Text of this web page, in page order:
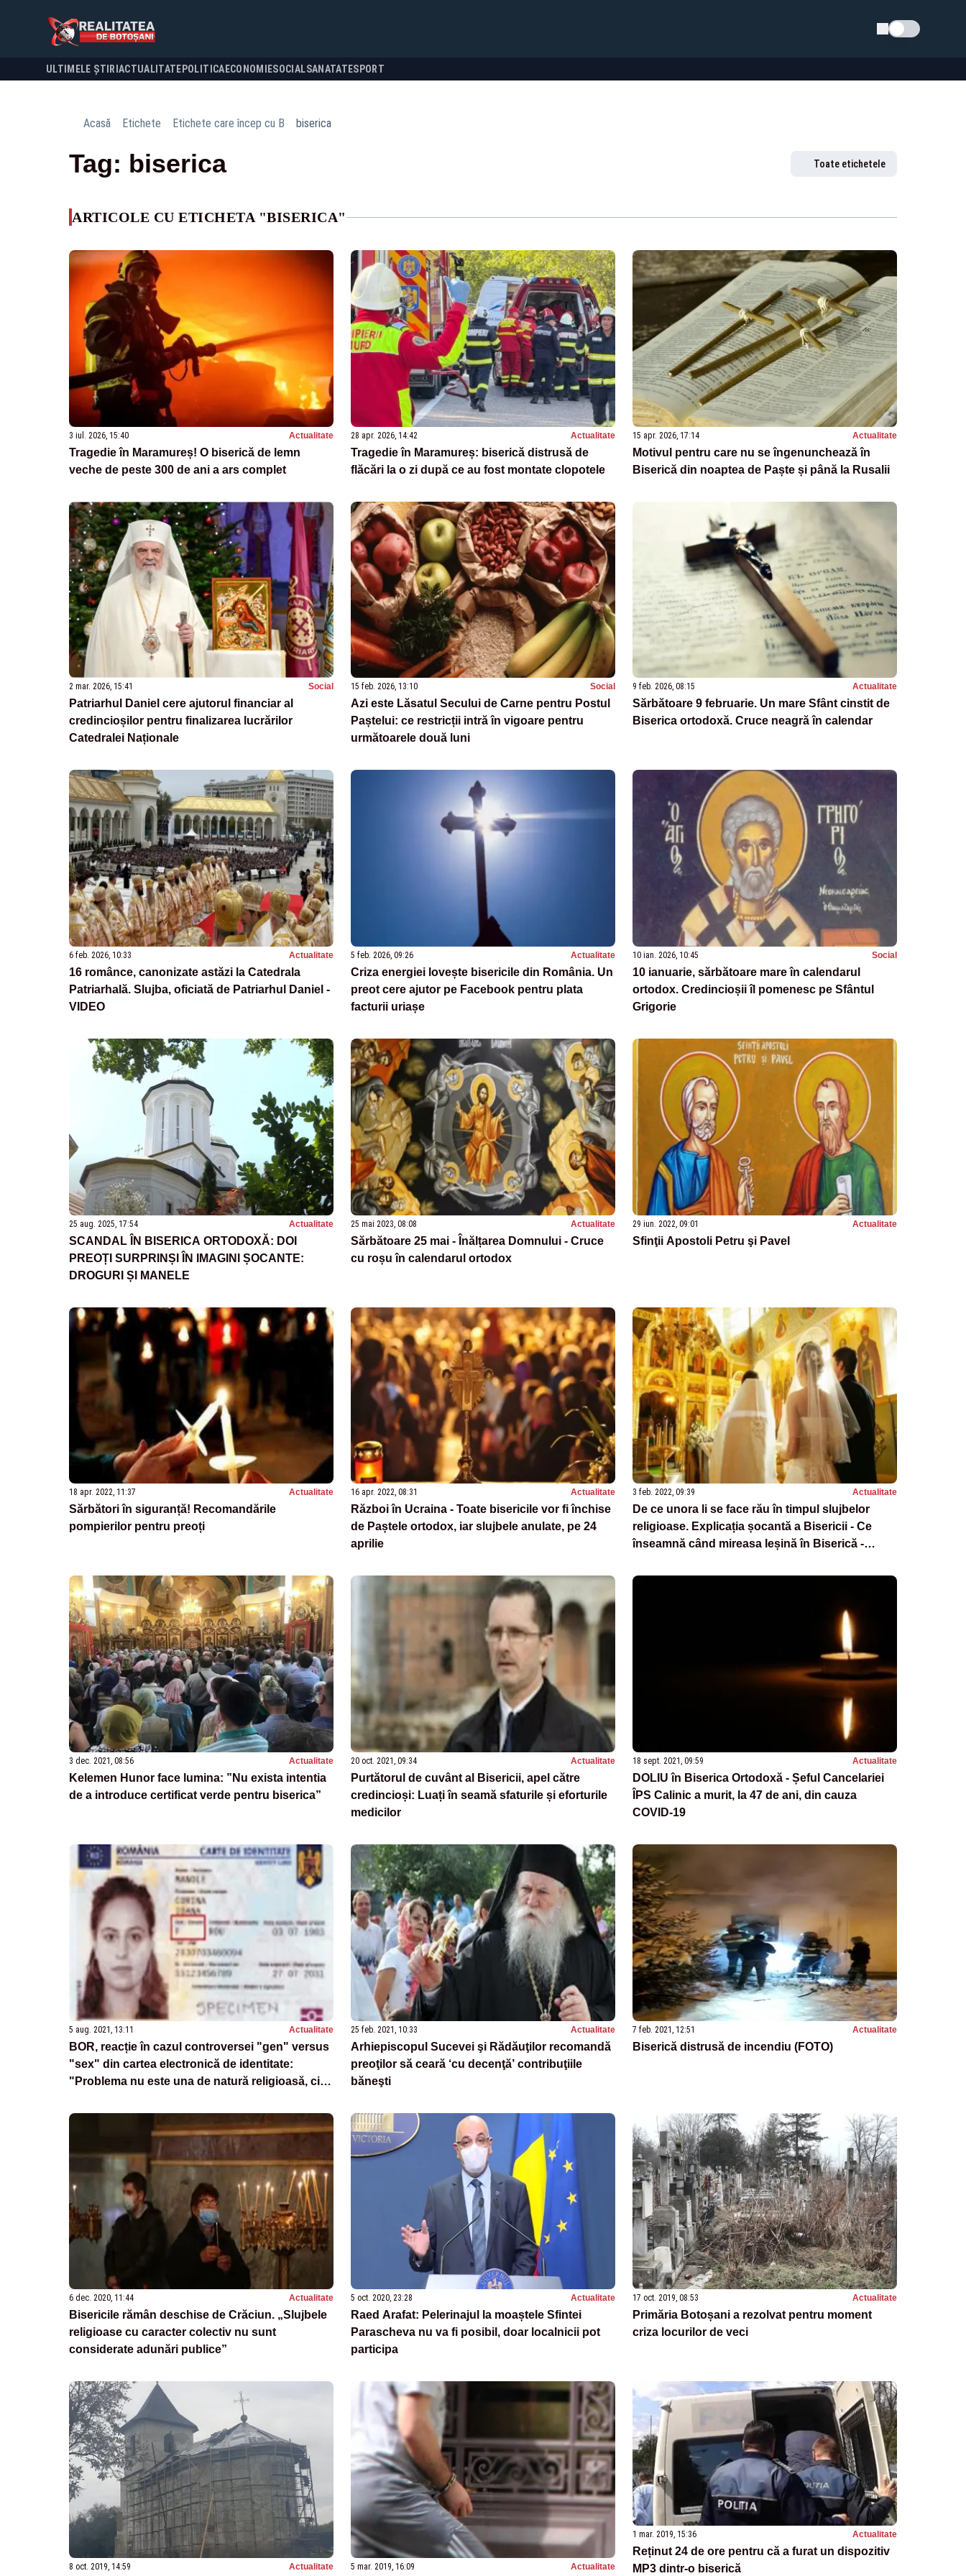
Schimba tema
ULTIMELE ȘTIRI ACTUALITATE POLITICA ECONOMIESOCIALSANATATESPORT
Acasă Etichete Etichete care încep cu B biserica
Tag: biserica Toate etichetele
ARTICOLE CU ETICHETA "BISERICA"
3 iul. 2026, 15:40 Actualitate
Tragedie în Maramureș! O biserică de lemn
veche de peste 300 de ani a ars complet
28 apr. 2026, 14:42 Actualitate
Tragedie în Maramureș: biserică distrusă de
flăcări la o zi după ce au fost montate clopotele
15 apr. 2026, 17:14 Actualitate
Motivul pentru care nu se îngenunchează în
Biserică din noaptea de Paște și până la Rusalii
2 mar. 2026, 15:41 Social
Patriarhul Daniel cere ajutorul financiar al
credincioșilor pentru finalizarea lucrărilor
Catedralei Naționale
15 feb. 2026, 13:10 Social
Azi este Lăsatul Secului de Carne pentru Postul
Paștelui: ce restricții intră în vigoare pentru
următoarele două luni
9 feb. 2026, 08:15 Actualitate
Sărbătoare 9 februarie. Un mare Sfânt cinstit de
Biserica ortodoxă. Cruce neagră în calendar
6 feb. 2026, 10:33 Actualitate
16 românce, canonizate astăzi la Catedrala
Patriarhală. Slujba, oficiată de Patriarhul Daniel -
VIDEO
5 feb. 2026, 09:26 Actualitate
Criza energiei lovește bisericile din România. Un
preot cere ajutor pe Facebook pentru plata
facturii uriașe
10 ian. 2026, 10:45 Social
10 ianuarie, sărbătoare mare în calendarul
ortodox. Credincioșii îl pomenesc pe Sfântul
Grigorie
25 aug. 2025, 17:54 Actualitate
SCANDAL ÎN BISERICA ORTODOXĂ: DOI
PREOȚI SURPRINȘI ÎN IMAGINI ȘOCANTE:
DROGURI ȘI MANELE
25 mai 2023, 08:08 Actualitate
Sărbătoare 25 mai - Înălțarea Domnului - Cruce
cu roșu în calendarul ortodox
29 iun. 2022, 09:01 Actualitate
Sfinţii Apostoli Petru şi Pavel
18 apr. 2022, 11:37 Actualitate
Sărbători în siguranță! Recomandările
pompierilor pentru preoți
16 apr. 2022, 08:31 Actualitate
Război în Ucraina - Toate bisericile vor fi închise
de Paștele ortodox, iar slujbele anulate, pe 24
aprilie
3 feb. 2022, 09:39 Actualitate
De ce unora li se face rău în timpul slujbelor
religioase. Explicația șocantă a Bisericii - Ce
înseamnă când mireasa leșină în Biserică -
3 dec. 2021, 08:56 Actualitate
Kelemen Hunor face lumina: ”Nu exista intentia
de a introduce certificat verde pentru biserica”
20 oct. 2021, 09:34 Actualitate
Purtătorul de cuvânt al Bisericii, apel către
credincioși: Luați în seamă sfaturile și eforturile
medicilor
18 sept. 2021, 09:59 Actualitate
DOLIU în Biserica Ortodoxă - Șeful Cancelariei
ÎPS Calinic a murit, la 47 de ani, din cauza
COVID-19
5 aug. 2021, 13:11 Actualitate
BOR, reacție în cazul controversei "gen" versus
"sex" din cartea electronică de identitate:
"Problema nu este una de natură religioasă, ci
25 feb. 2021, 10:33 Actualitate
Arhiepiscopul Sucevei şi Rădăuţilor recomandă
preoţilor să ceară ‘cu decenţă’ contribuţiile
băneşti
7 feb. 2021, 12:51 Actualitate
Biserică distrusă de incendiu (FOTO)
6 dec. 2020, 11:44 Actualitate
Bisericile rămân deschise de Crăciun. „Slujbele
religioase cu caracter colectiv nu sunt
considerate adunări publice”
5 oct. 2020, 23:28 Actualitate
Raed Arafat: Pelerinajul la moaștele Sfintei
Parascheva nu va fi posibil, doar localnicii pot
participa
17 oct. 2019, 08:53 Actualitate
Primăria Botoșani a rezolvat pentru moment
criza locurilor de veci
8 oct. 2019, 14:59 Actualitate 5 mar. 2019, 16:09 Actualitate
1 mar. 2019, 15:36 Actualitate
Reținut 24 de ore pentru că a furat un dispozitiv
MP3 dintr-o biserică